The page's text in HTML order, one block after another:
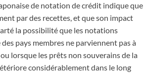
de notation de crédit indique que
par des recettes, et que son impact
la possibilité que les notations
pays membres ne parviennent pas à
lorsque les prêts non souverains de la
considérablement dans le long